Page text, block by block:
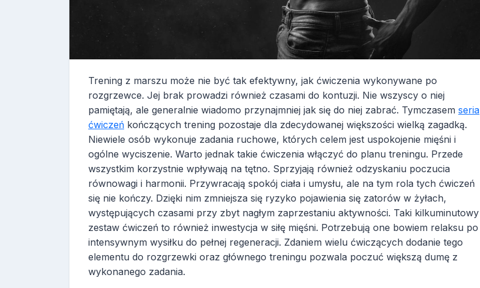
Trening z marszu może nie być tak efektywny, jak ćwiczenia wykonywane po
rozgrzewce. Jej brak prowadzi również czasami do kontuzji. Nie wszyscy o niej
pamiętają, ale generalnie wiadomo przynajmniej jak się do niej zabrać. Tymczasem seria
ćwiczeń kończących trening pozostaje dla zdecydowanej większości wielką zagadką.
Niewiele osób wykonuje zadania ruchowe, których celem jest uspokojenie mięśni i
ogólne wyciszenie. Warto jednak takie ćwiczenia włączyć do planu treningu. Przede
wszystkim korzystnie wpływają na tętno. Sprzyjają również odzyskaniu poczucia
równowagi i harmonii. Przywracają spokój ciała i umysłu, ale na tym rola tych ćwiczeń
się nie kończy. Dzięki nim zmniejsza się ryzyko pojawienia się zatorów w żyłach,
występujących czasami przy zbyt nagłym zaprzestaniu aktywności. Taki kilkuminutowy
zestaw ćwiczeń to również inwestycja w siłę mięśni. Potrzebują one bowiem relaksu po
intensywnym wysiłku do pełnej regeneracji. Zdaniem wielu ćwiczących dodanie tego
elementu do rozgrzewki oraz głównego treningu pozwala poczuć większą dumę z
wykonanego zadania.